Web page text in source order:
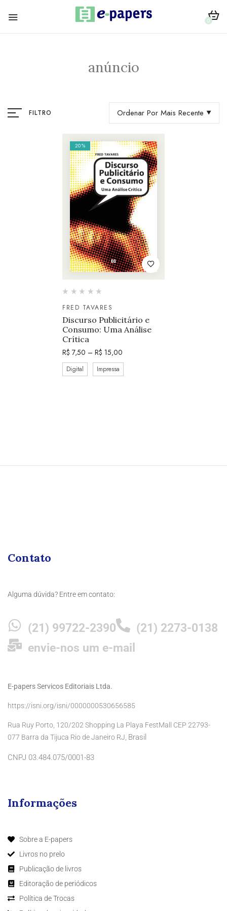
0
anúncio
FILTRO Ordenar Por Mais Recente
20%
FRED TAVARES
Discurso Publicitário e
Consumo: Uma Análise
Crítica
R$ 7,50 – R$ 15,00
Digital Impressa
Contato
Alguma dúvida? Entre em contato:
(21) 99722-2390
(21) 2273-0138
envie-nos um e-mail
E-papers Servicos Editoriais Ltda.
https://isni.org/isni/0000000530656585
Rua Ruy Porto, 120/202 Shopping La Playa FestMall CEP 22793-
077 Barra da Tijuca Rio de Janeiro RJ, Brasil
CNPJ 03.484.075/0001-83
Informações
Sobre a E-papers
Livros no prelo
Publicação de livros
Editoração de periódicos
Política de Trocas